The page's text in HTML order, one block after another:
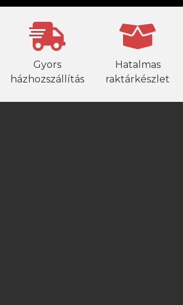
Gyors
házhozszállítás
Hatalmas
raktárkészlet